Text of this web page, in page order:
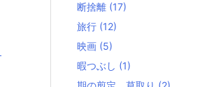
断捨離 (17)
旅行 (12)
映画 (5)
暇つぶし (1)